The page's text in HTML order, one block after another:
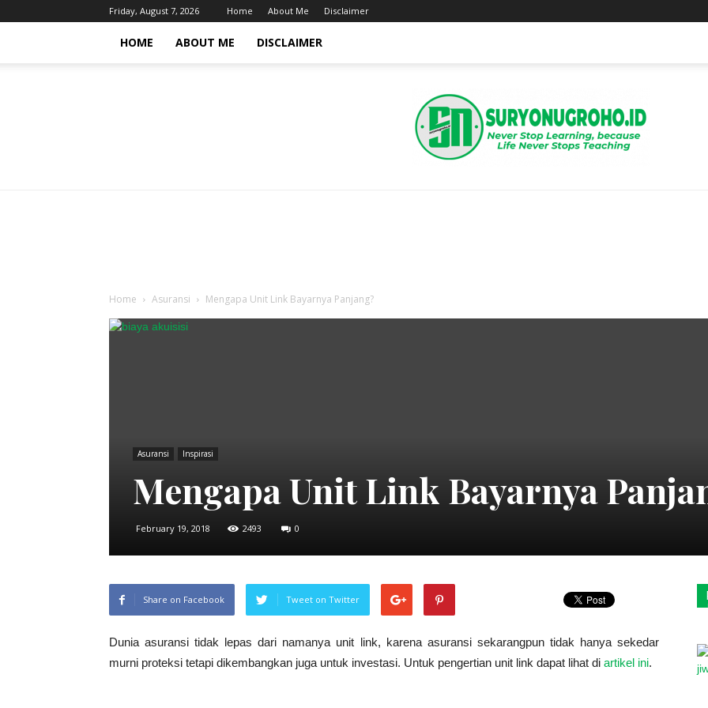
Friday, August 7, 2026 Home About Me Disclaimer
HOME ABOUT ME DISCLAIMER
Home Asuransi Mengapa Unit Link Bayarnya Panjang?
Asuransi Inspirasi
Mengapa Unit Link Bayarnya
February 19, 2018 2493 0
Share on Facebook Tweet on Twitter
Dunia asuransi tidak lepas dari namanya unit link, karena asuransi sekarangpun tidak hanya sekedar
murni proteksi tetapi dikembangkan juga untuk investasi. Untuk pengertian unit link dapat lihat di artikel ini.